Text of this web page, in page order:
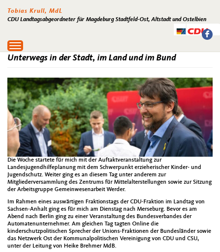
Tobias Krull, MdL
CDU Landtagsabgeordneter für Magdeburg Stadtfeld-Ost, Altstadt und Ostelbien
Toggle
navigation
Unterwegs in der Stadt, im Land und im Bund
Die Woche startete für mich mit der Auftaktveranstaltung zur
Landesjugendhilfeplanung mit dem Schwerpunkt erzieherischer Kinder- und
Jugendschutz. Weiter ging es an diesem Tag unter anderem zur
Mitgliederversammlung des Zentrums für Mittelalterstellungen sowie zur Sitzung
der Arbeitsgruppe Gemeinwesenarbeit Werder.
Im Rahmen eines auswärtigen Fraktionstags der CDU-Fraktion im Landtag von
Sachsen-Anhalt ging es für mich am Dienstag nach Merseburg. Bevor es am
Abend nach Berlin ging zu einer Veranstaltung des Bundesverbandes der
Automatenunternehmer. Am gleichen Tag tagten Online die
kinderschutzpolitischen Sprecher der Unions-Fraktionen der Bundesländer sowie
das Netzwerk Ost der Kommunalpolitischen Vereinigung von CDU und CSU,
unter der Leitung von Heike Brehmer MdB.